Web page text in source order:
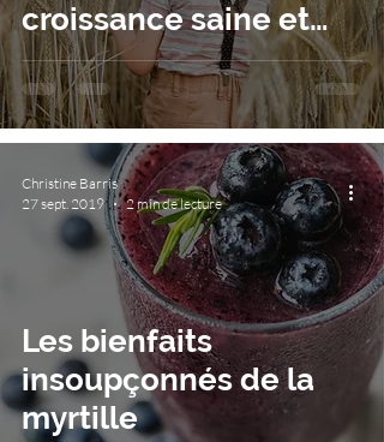
croissance saine et
équilibrée
Les bienfaits
insoupçonnés de la
myrtille
Christine Barris
27 sept. 2019
2 min de lecture